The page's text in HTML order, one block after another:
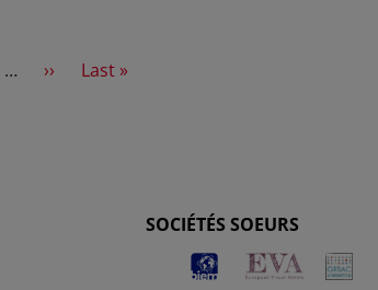
… Next page
›› Last page
Last »
SOCIÉTÉS SOEURS